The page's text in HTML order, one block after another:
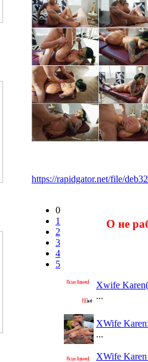
https://rapidgator.net/file/
0
1
2
3
4
5
О не
Xwife
...
XWife
...
XWife Karen